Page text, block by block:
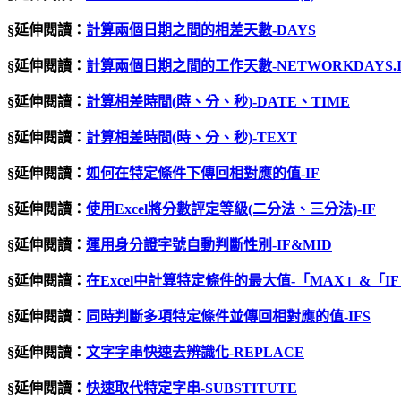
§延伸閱讀： 計算兩個日期之間的相差天數-DAYS
§延伸閱讀： 計算兩個日期之間的工作天數-
§延伸閱讀： 計算相差時間(時、分、秒)-DATE 、 TIME
§延伸閱讀： 計算相差時間(時、分、秒)-TEXT
§延伸閱讀： 如何在特定條件下傳回相對應的值-IF
§延伸閱讀： 使用Excel將分數評定等級(二分法、三分法)-IF
§延伸閱讀： 運用身分證字號自動判斷性別-IF&MID
§延伸閱讀： 在Excel中計算特定條件的最大值-「MAX」&「IF
§延伸閱讀： 同時判斷多項特定條件並傳回相對應的值-IFS
§延伸閱讀： 文字字串快速去辨識化-REPLACE
§延伸閱讀： 快速取代特定字串-SUBSTITUTE